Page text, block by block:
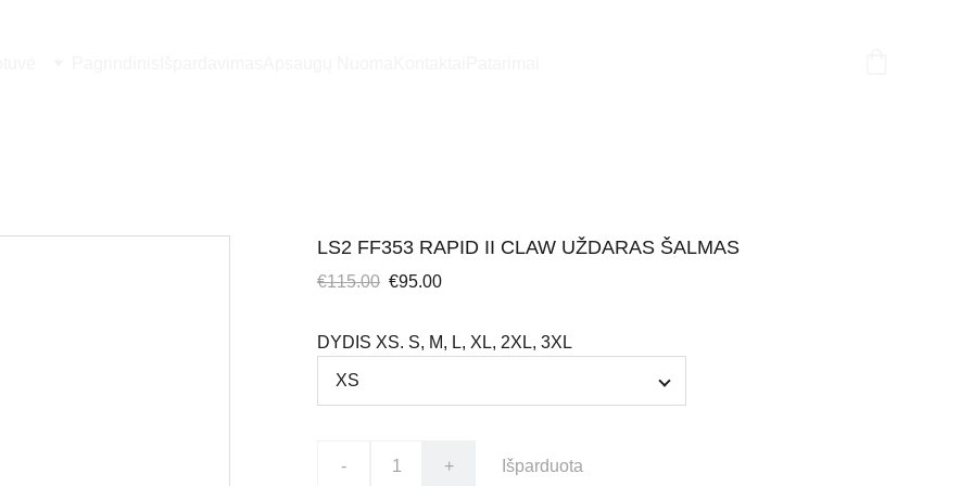
LS2 FF353 RAPID II CLAW UŽDARAS ŠALMAS
€115.00 €95.00
DYDIS XS. S, M, L, XL, 2XL, 3XL
- + Išparduota